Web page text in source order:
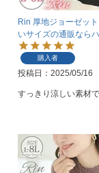
Rin 厚地ジョーゼッ
いサイズの通販なら
購入者
投稿日 2025/05/16
すっきり涼しい素材